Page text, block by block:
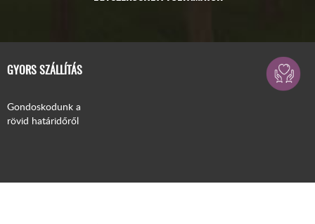
GYORS SZÁLLÍTÁS
Gondoskodunk a
rövid határidőről